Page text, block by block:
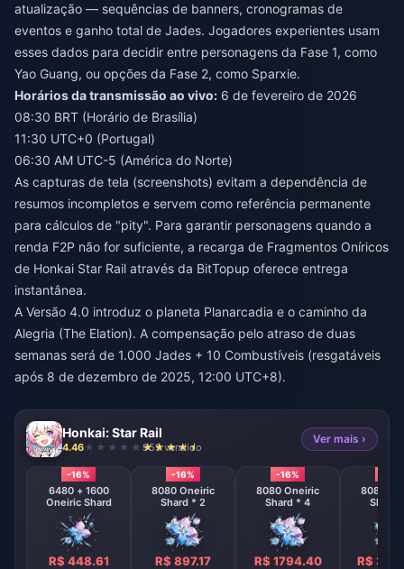
atualização — sequências de banners, cronogramas de
eventos e ganho total de Jades. Jogadores experientes usam
esses dados para decidir entre personagens da Fase 1, como
Yao Guang, ou opções da Fase 2, como Sparxie.
Horários da transmissão ao vivo: 6 de fevereiro de 2026
08:30 BRT (Horário de Brasília)
11:30 UTC+0 (Portugal)
06:30 AM UTC-5 (América do Norte)
As capturas de tela (screenshots) evitam a dependência de
resumos incompletos e servem como referência permanente
para cálculos de "pity". Para garantir personagens quando a
renda F2P não for suficiente, a recarga de Fragmentos Oníricos
de Honkai Star Rail através da BitTopup oferece entrega
instantânea.
A Versão 4.0 introduz o planeta Planarcadia e o caminho da
Alegria (The Elation). A compensação pelo atraso de duas
semanas será de 1.000 Jades + 10 Combustíveis (resgatáveis
após 8 de dezembro de 2025, 12:00 UTC+8).
Honkai: Star Rail
4.46 959 vendido
Ver mais ›
-16%
6480 + 1600
Oneiric Shard
R$ 448.61
-16%
8080 Oneiric
Shard * 2
R$ 897.17
-16%
8080 Oneiric
Shard * 4
R$ 1794.40
8080
Shard
R$